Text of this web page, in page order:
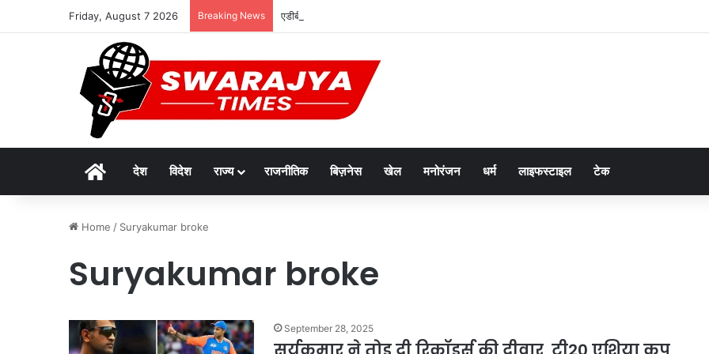
Friday, August 7 2026 Breaking News एडीबी के सहयोग से ‘अंजोर लाइट’ तकनीकी सहायता परियोजना को कैबिनेट की मंजूरी
Homeदेश विदेश राज्य राजनीतिक बिज़नेस खेल मनोरंजन धर्म लाइफस्टाइल टेक
Home / Suryakumar broke
Suryakumar broke
September 28, 2025